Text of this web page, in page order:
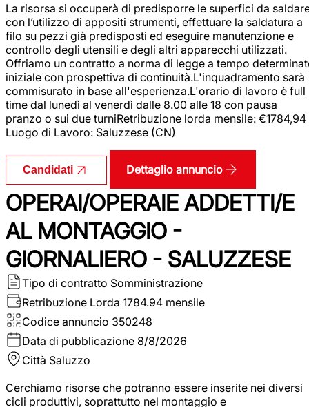
La risorsa si occuperà di predisporre le superfici da
con l’utilizzo di appositi strumenti, effettuare la saldatura a
filo su pezzi già predisposti ed eseguire manutenzione e
controllo degli utensili e degli altri apparecchi utilizzati.
Offriamo un contratto a norma di legge a tempo
iniziale con prospettiva di continuità.L'inquadramento sarà
commisurato in base all'esperienza.L'orario di lavoro è full
time dal lunedì al venerdì dalle 8.00 alle 18 con pausa
pranzo o sui due turniRetribuzione lorda mensile: €1784,94
Luogo di Lavoro: Saluzzese (CN)
Candidati Dettaglio annuncio
OPERAI/OPERAIE ADDETTI/E
AL MONTAGGIO -
GIORNALIERO - SALUZZESE
Tipo di contratto Somministrazione
Retribuzione Lorda 1784.94 mensile
Codice annuncio 350248
Data di pubblicazione 8/8/2026
Città Saluzzo
Cerchiamo risorse che potranno essere inserite nei diversi
cicli produttivi, soprattutto nel montaggio e